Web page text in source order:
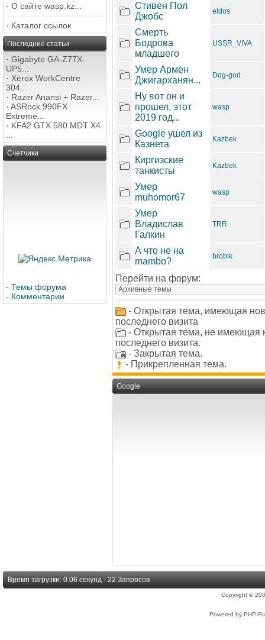
· О сайте wasp.kz...
· Каталог ссылок
Последние статьи
· Gigabyte GA-Z77X-
UP5...
· Xerox WorkCentre
304...
· Razer Anansi + Razer...
· ASRock 990FX
Extreme...
· KFA2 GTX 580 MDT X4
Счетчики
- Темы форума
- Комментарии
Стивен Пол
Джобс
eldos
Смерть
Бодрова
младшего
USSR_VIVA
Умер Армен
Джигарханян...
Dog-god
Ну вот он и
прошел, этот
2019 год...
wasp
Google ушел из
Казнета
Kazbek
Киргизские
танкисты
Kazbek
Умер
muhomor67
wasp
Умер
Владислав
Галкин
TRR
А что не на
mambo?
brobik
Перейти на форум:
- Открытая тема, имеющая
последнего визита
- Открытая тема, не имеющая
последнего визита.
- Закрытая тема.
- Прикрепленная тема.
Google
Время загрузки: 0.06 секунд - 22 Запросов
Copyright ©
Powered by PHP-